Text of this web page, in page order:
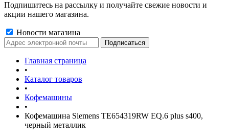
Подпишитесь на рассылку и получайте свежие новости и
акции нашего магазина.
Новости магазина
Главная страница
•
Каталог товаров
•
Кофемашины
•
Кофемашина Siemens TE654319RW EQ.6 plus s400,
черный металлик